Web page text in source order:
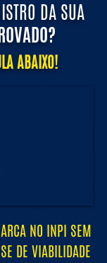
DA SUA
ABAIXO!
NO INPI SEM
DE VIABILIDADE